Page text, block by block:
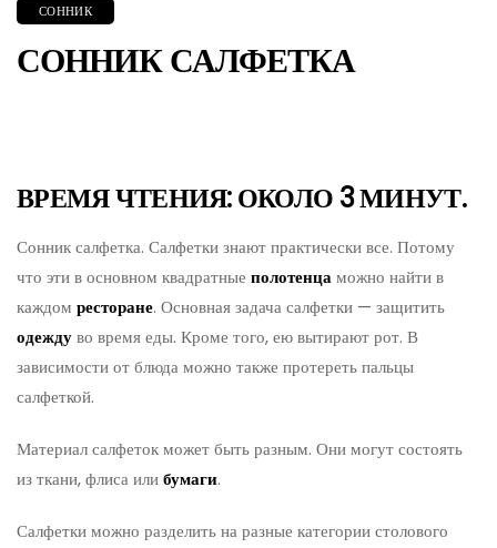
СОННИК
СОННИК САЛФЕТКА
ВРЕМЯ ЧТЕНИЯ: ОКОЛО 3 МИНУТ.
Сонник салфетка. Салфетки знают практически все. Потому
что эти в основном квадратные полотенцаможно найти в
каждом ресторане. Основная задача салфетки — защитить
одеждуво время еды. Кроме того, ею вытирают рот. В
зависимости от блюда можно также протереть пальцы
салфеткой.
Материал салфеток может быть разным. Они могут состоять
из ткани, флиса илибумаги.
Салфетки можно разделить на разные категории столового